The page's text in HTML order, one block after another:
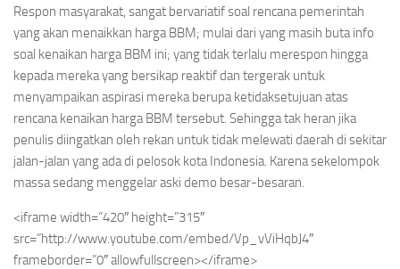
Respon masyarakat, sangat bervariatif soal rencana pemerintah
yang akan menaikkan harga BBM; mulai dari yang masih buta info
soal kenaikan harga BBM ini; yang tidak terlalu merespon hingga
kepada mereka yang bersikap reaktif dan tergerak untuk
menyampaikan aspirasi mereka berupa ketidaksetujuan atas
rencana kenaikan harga BBM tersebut. Sehingga tak heran jika
penulis diingatkan oleh rekan untuk tidak melewati daerah di sekitar
jalan-jalan yang ada di pelosok kota Indonesia. Karena sekelompok
massa sedang menggelar aski demo besar-besaran.
<iframe width=”420″ height=”315″
src=”http://www.youtube.com/embed/Vp_vViHqbJ4″
frameborder=”0″ allowfullscreen></iframe>